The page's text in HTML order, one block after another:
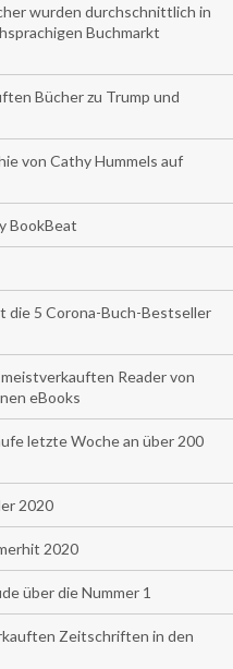
wurden durchschnittlich in
Buchmarkt
Bücher zu Trump und
von Cathy Hummels auf
BookBeat
die 5 Corona-Buch-Bestseller
Reader von
eBooks
letzte Woche an über 200
2020
2020
über die Nummer 1
Zeitschriften in den